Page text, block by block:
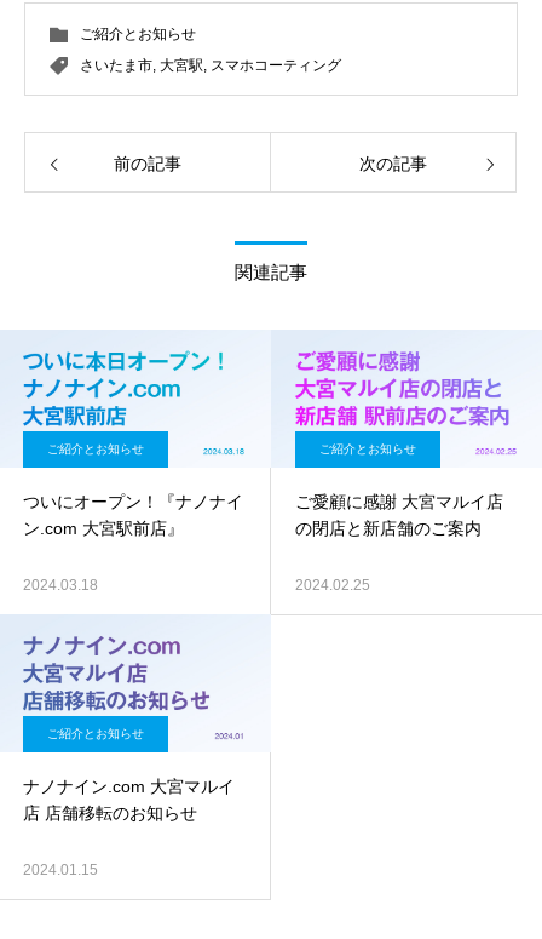
ご紹介とお知らせ
さいたま市, 大宮駅, スマホコーティング
前の記事 次の記事
関連記事
ご紹介とお知らせ
ついにオープン！『ナノナイ
ン.com 大宮駅前店』
2024.03.18
ご紹介とお知らせ
ご愛顧に感謝 大宮マルイ店
の閉店と新店舗のご案内
2024.02.25
ご紹介とお知らせ
ナノナイン.com 大宮マルイ
店 店舗移転のお知らせ
2024.01.15